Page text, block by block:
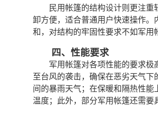
民用帐篷的结构设计则更注
卸方便，适合普通用户快速操作
和，对结构的牢固性要求不如军用
四、性能要求
军用帐篷对各项性能的要求
至台风的袭击，确保在恶劣天气
间的暴雨天气；在保暖和隔热性
温度；此外，部分军用帐篷还需